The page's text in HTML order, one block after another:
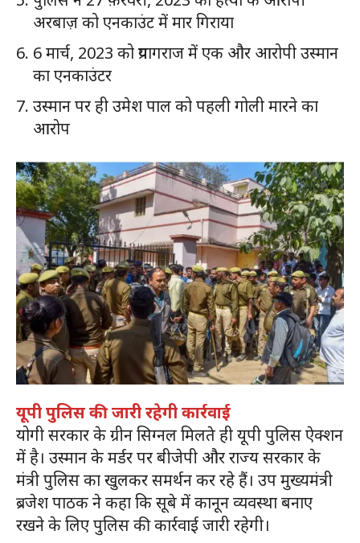
अरबाज़ को एनकाउंट में मार गिराया
6 मार्च, 2023 को प्रयागराज में एक और आरोपी उस्मान
का एनकाउंटर
उस्मान पर ही उमेश पाल को पहली गोली मारने का
आरोप
यूपी पुलिस की जारी रहेगी कार्रवाई
योगी सरकार के ग्रीन सिग्नल मिलते ही यूपी पुलिस ऐक्शन
में है। उस्मान के मर्डर पर बीजेपी और राज्य सरकार के
मंत्री पुलिस का खुलकर समर्थन कर रहे हैं। उप मुख्यमंत्री
ब्रजेश पाठक ने कहा कि सूबे में कानून व्यवस्था बनाए
रखने के लिए पुलिस की कार्रवाई जारी रहेगी।